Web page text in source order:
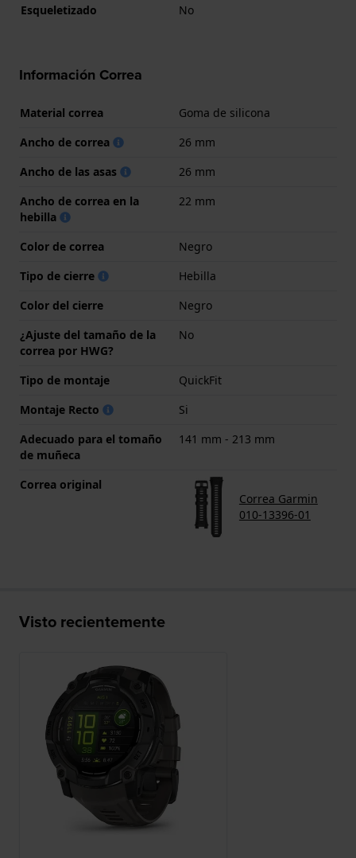
Esqueletizado No
Información Correa
Material correa
Goma de silicona
Ancho de correa
26 mm
Ancho de las asas
26 mm
Ancho de correa en la
hebilla
22 mm
Color de correa
Negro
Tipo de cierre
Hebilla
Color del cierre
Negro
¿Ajuste del tamaño de la
correa por HWG?
No
Tipo de montaje
QuickFit
Montaje Recto
Si
Adecuado para el tomaño
de muñeca
141 mm - 213 mm
Correa original
Correa Garmin
010-13396-01
Visto recientemente